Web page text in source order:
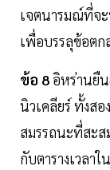
เจตนารมณ์ที่จ
เพื่อบรรลุข้อตก
ข้อ 8 อิหร่านยื
นิวเคลียร์ ทั้งส
สมรรถนะที่สะส
กับตารางเวลา